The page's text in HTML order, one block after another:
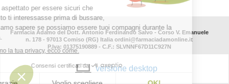
Farmacia Adamo del Dott. Antonio Ferdinando Salvo - Corso V. Emanuele
n. 178 - 97013 Comiso (RG) Italia ordini@farmaciadamonline.it
P.Iva: 01375190889 - C.F.: SLVNNF67D11C927N
versione desktop